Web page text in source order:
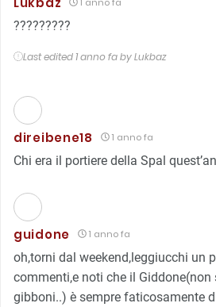
?????????
Last edited 1 anno fa by Lukbaz
direibene18 1 anno fa
Chi era il portiere della Spal
guidone 1 anno fa
oh,torni dal weekend,leggiucchi un
commenti,e noti che il
gibboni..) è sempre faticosamente